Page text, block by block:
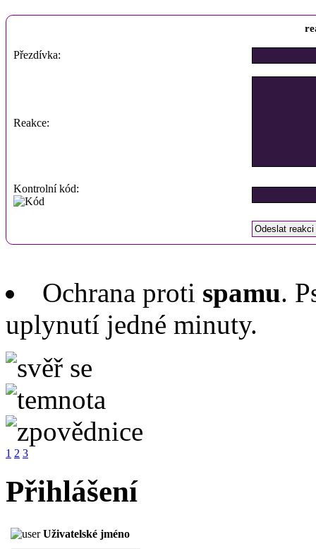
Přezdívka:
Reakce:
Kontrolní kód:
Ochrana proti spamu.
uplynutí jedné minuty.
1 2 3
Přihlášení
Uživatelské jméno